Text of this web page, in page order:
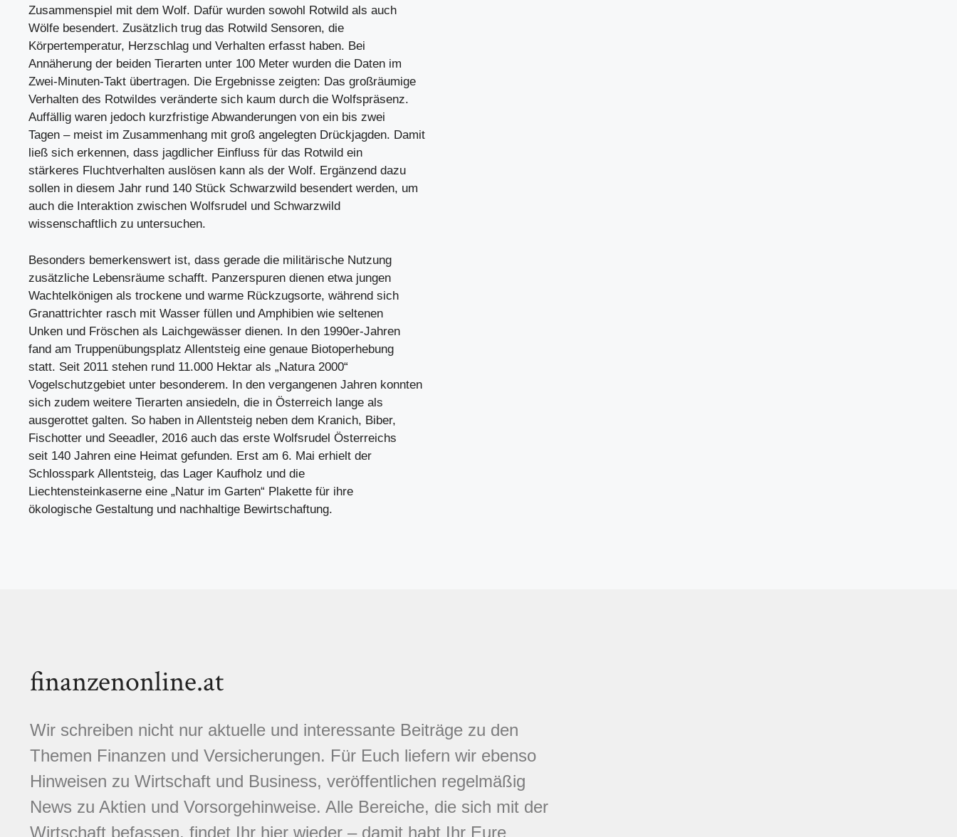
Zusammenspiel mit dem Wolf. Dafür wurden sowohl Rotwild als auch
Wölfe besendert. Zusätzlich trug das Rotwild Sensoren, die
Körpertemperatur, Herzschlag und Verhalten erfasst haben. Bei
Annäherung der beiden Tierarten unter 100 Meter wurden die Daten im
Zwei-Minuten-Takt übertragen. Die Ergebnisse zeigten: Das großräumige
Verhalten des Rotwildes veränderte sich kaum durch die Wolfspräsenz.
Auffällig waren jedoch kurzfristige Abwanderungen von ein bis zwei
Tagen – meist im Zusammenhang mit groß angelegten Drückjagden. Damit
ließ sich erkennen, dass jagdlicher Einfluss für das Rotwild ein
stärkeres Fluchtverhalten auslösen kann als der Wolf. Ergänzend dazu
sollen in diesem Jahr rund 140 Stück Schwarzwild besendert werden, um
auch die Interaktion zwischen Wolfsrudel und Schwarzwild
wissenschaftlich zu untersuchen.
Besonders bemerkenswert ist, dass gerade die militärische Nutzung
zusätzliche Lebensräume schafft. Panzerspuren dienen etwa jungen
Wachtelkönigen als trockene und warme Rückzugsorte, während sich
Granattrichter rasch mit Wasser füllen und Amphibien wie seltenen
Unken und Fröschen als Laichgewässer dienen. In den 1990er-Jahren
fand am Truppenübungsplatz Allentsteig eine genaue Biotoperhebung
statt. Seit 2011 stehen rund 11.000 Hektar als „Natura 2000“
Vogelschutzgebiet unter besonderem. In den vergangenen Jahren konnten
sich zudem weitere Tierarten ansiedeln, die in Österreich lange als
ausgerottet galten. So haben in Allentsteig neben dem Kranich, Biber,
Fischotter und Seeadler, 2016 auch das erste Wolfsrudel Österreichs
seit 140 Jahren eine Heimat gefunden. Erst am 6. Mai erhielt der
Schlosspark Allentsteig, das Lager Kaufholz und die
Liechtensteinkaserne eine „Natur im Garten“ Plakette für ihre
ökologische Gestaltung und nachhaltige Bewirtschaftung.
finanzenonline.at
Wir schreiben nicht nur aktuelle und interessante Beiträge zu den
Themen Finanzen und Versicherungen. Für Euch liefern wir ebenso
Hinweisen zu Wirtschaft und Business, veröffentlichen regelmäßig
News zu Aktien und Vorsorgehinweise. Alle Bereiche, die sich mit der
Wirtschaft befassen, findet Ihr hier wieder – damit habt Ihr Eure